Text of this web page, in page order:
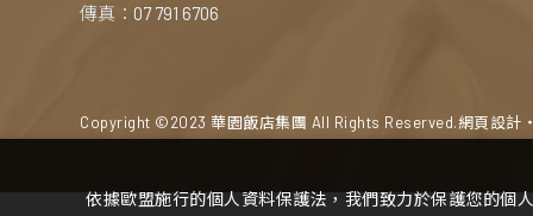
傳真：07 791 6706
Copyright ©2023 華園飯店集團 All Rights Reserved.網頁設計
依據歐盟施行的個人資料保護法，我們致力於保護您的個